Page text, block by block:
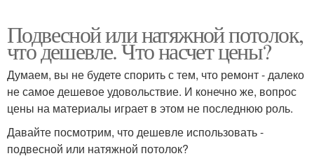
Подвесной или натяжной потолок,
что дешевле. Что насчет цены?
Думаем, вы не будете спорить с тем, что ремонт - далеко
не самое дешевое удовольствие. И конечно же, вопрос
цены на материалы играет в этом не последнюю роль.
Давайте посмотрим, что дешевле использовать -
подвесной или натяжной потолок?